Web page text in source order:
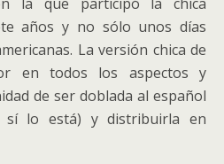
años y no sólo unos días
La versión chica de
en todos los aspectos y
de ser doblada al español
sí lo está) y distribuirla en